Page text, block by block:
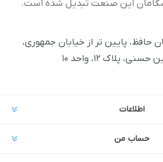
این صنعت تبدیل شده است.
حافظ، پایین تر از خیابان جمهوری،
پلاک ۱۲، واحد ۱۰
اطلاعات
حساب من